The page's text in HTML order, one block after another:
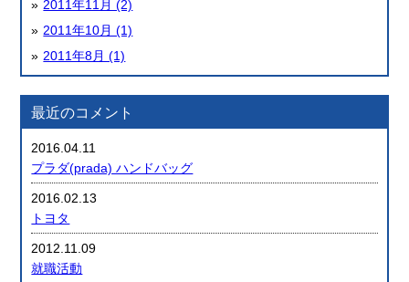
2011年11月 (2)
2011年10月 (1)
2011年8月 (1)
最近のコメント
2016.04.11
プラダ(prada) ハンドバッグ
2016.02.13
トヨタ
2012.11.09
就職活動